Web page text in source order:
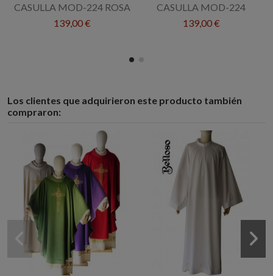
CASULLA MOD-224 ROSA
139,00 €
CASULLA MOD-224
139,00 €
Los clientes que adquirieron este producto también
compraron: